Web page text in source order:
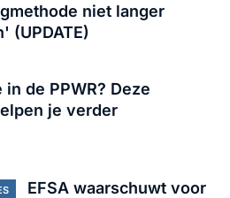
niet langer
(UPDATE)
de PPWR? Deze
je verder
EFSA waarschuwt voor